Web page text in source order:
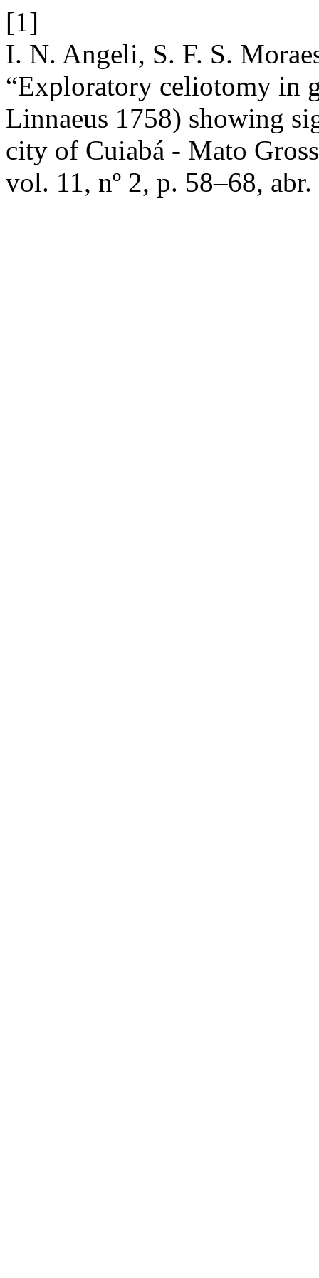
[1]
I. N. Angeli, S. F. S.
“Exploratory celiotomy in
Linnaeus 1758) showing
city of Cuiabá - Mato
vol. 11, nº 2, p. 58–68,